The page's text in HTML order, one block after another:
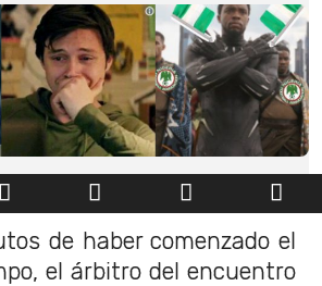
de haber comenzado el
el árbitro del encuentro